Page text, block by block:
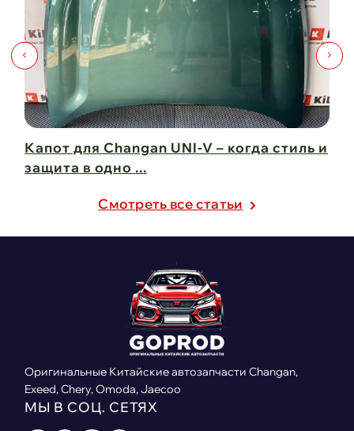
Капот для Changan UNI-V – когда стиль и
защита в одно ...
Cмотреть все статьи
Оригинальные Китайские автозапчасти Changan,
Exeed, Chery, Omoda, Jaecoo
МЫ В СОЦ. СЕТЯХ